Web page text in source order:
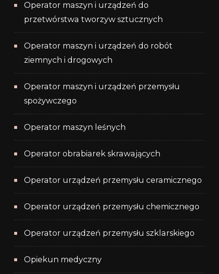
Operator maszyn i urządzeń do
przetwórstwa tworzyw sztucznych
Operator maszyn i urządzeń do robót
ziemnych i drogowych
Operator maszyn i urządzeń przemysłu
spożywczego
Operator maszyn leśnych
Operator obrabiarek skrawających
Operator urządzeń przemysłu ceramicznego
Operator urządzeń przemysłu chemicznego
Operator urządzeń przemysłu szklarskiego
Opiekun medyczny